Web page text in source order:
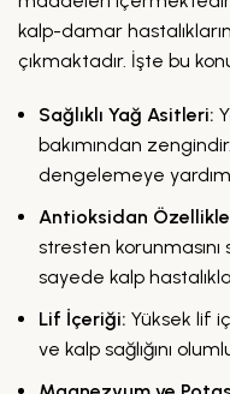
kalp-damar
çıkmaktadır. İşte bu
Sağlıklı Yağ Asitleri:
bakımından
dengelemeye
Antioksidan
stresten
sayede kalp
Lif İçeriği: Yüksek lif
ve kalp sağlığını